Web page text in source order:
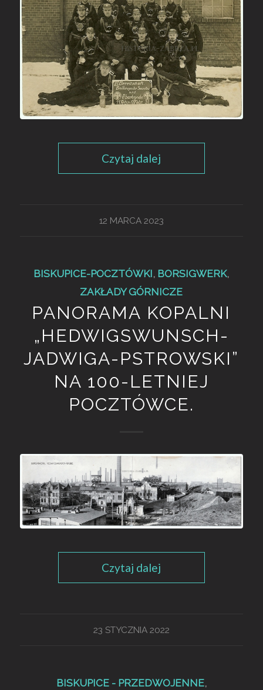
Czytaj dalej
12 MARCA 2023
BISKUPICE-POCZTÓWKI, BORSIGWERK,
ZAKŁADY GÓRNICZE
PANORAMA KOPALNI
„HEDWIGSWUNSCH-
JADWIGA-PSTROWSKI”
NA 100-LETNIEJ
POCZTÓWCE.
Czytaj dalej
23 STYCZNIA 2022
BISKUPICE - PRZEDWOJENNE,